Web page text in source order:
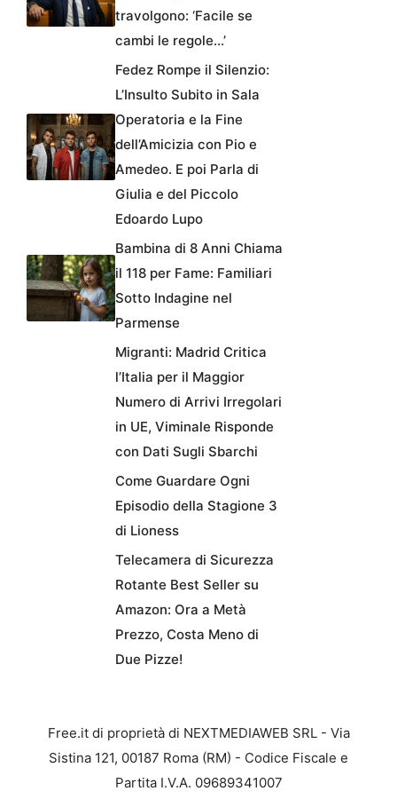
travolgono: ‘Facile se
cambi le regole…’
Fedez Rompe il Silenzio:
L’Insulto Subito in Sala
Operatoria e la Fine
dell’Amicizia con Pio e
Amedeo. E poi Parla di
Giulia e del Piccolo
Edoardo Lupo
Bambina di 8 Anni Chiama
il 118 per Fame: Familiari
Sotto Indagine nel
Parmense
Migranti: Madrid Critica
l’Italia per il Maggior
Numero di Arrivi Irregolari
in UE, Viminale Risponde
con Dati Sugli Sbarchi
Come Guardare Ogni
Episodio della Stagione 3
di Lioness
Telecamera di Sicurezza
Rotante Best Seller su
Amazon: Ora a Metà
Prezzo, Costa Meno di
Due Pizze!
Free.it di proprietà di NEXTMEDIAWEB SRL - Via
Sistina 121, 00187 Roma (RM) - Codice Fiscale e
Partita I.V.A. 09689341007